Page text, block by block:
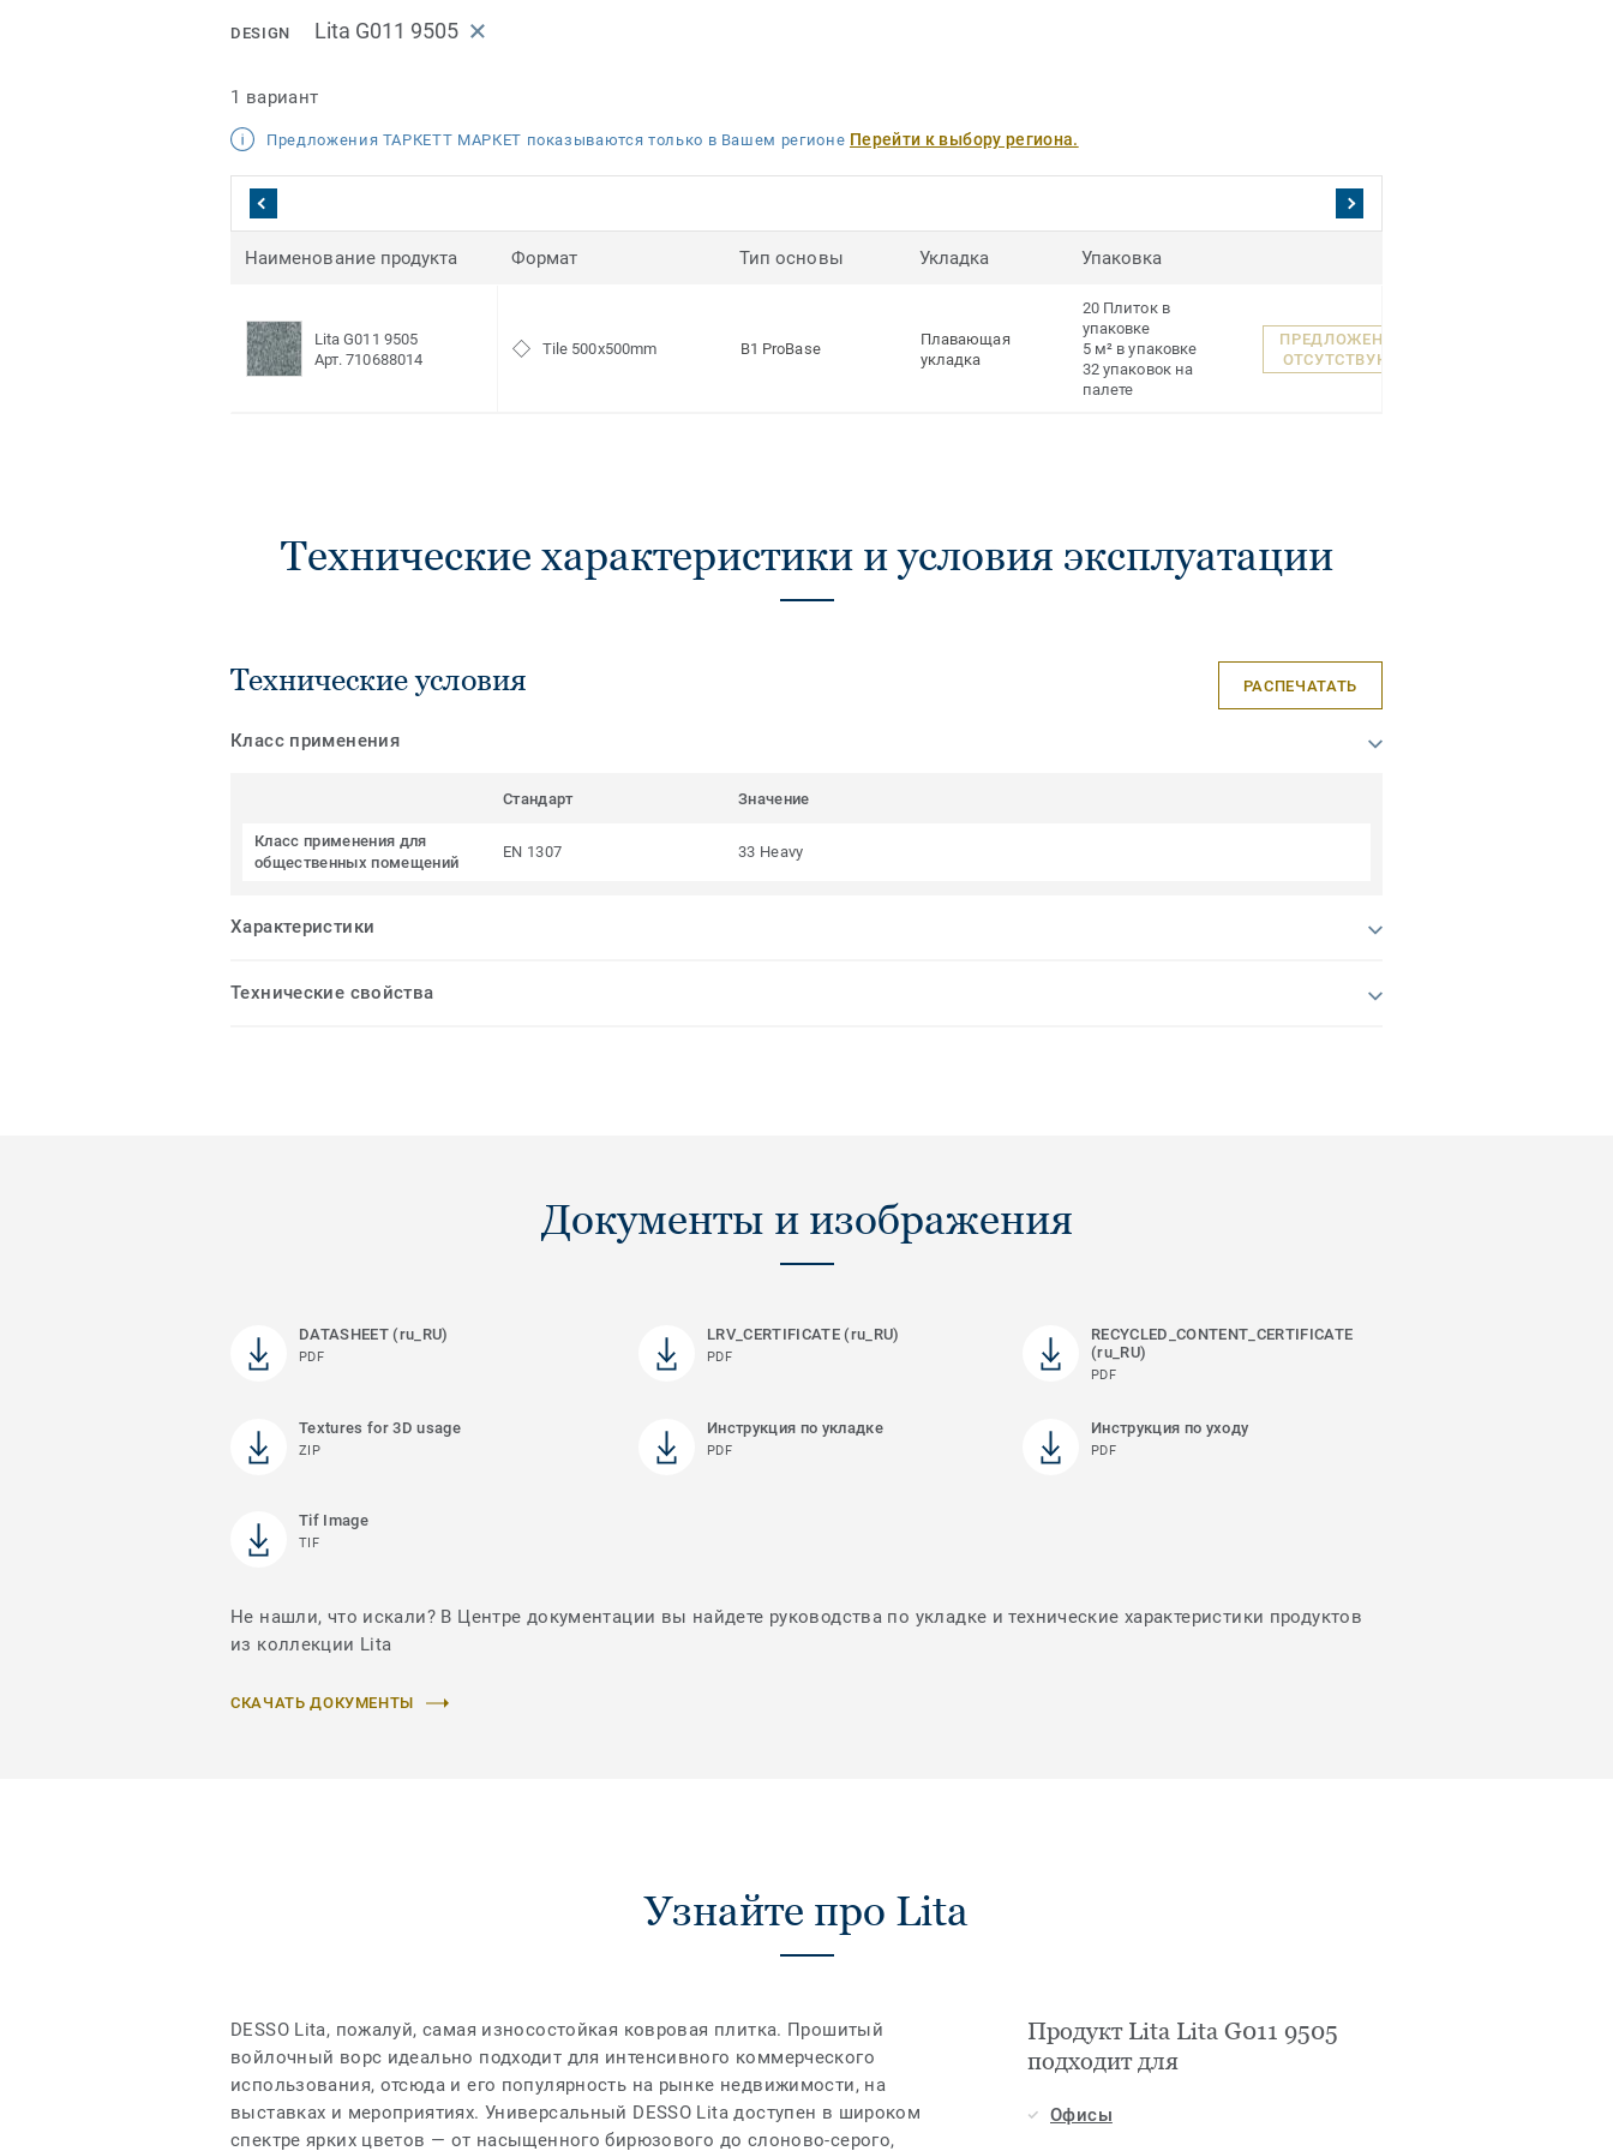
DESIGN Lita G011 9505
1 вариант
Предложения ТАРКЕТТ МАРКЕТ показываются только в Вашем регионе Перейти к выбору региона.
Наименование продукта Формат Тип основы Укладка Упаковка
Lita G011 9505
Арт. 710688014
Tile 500x500mm B1 ProBase
Плавающая
укладка
20 Плиток в
упаковке
5 м² в упаковке
32 упаковок на
палете
ПРЕДЛОЖЕНИЯ
ОТСУТСТВУЮТ
Технические характеристики и условия эксплуатации
Технические условия РАСПЕЧАТАТЬ
Класс применения
Стандарт Значение
Класс применения для
общественных помещений
EN 1307 33 Heavy
Характеристики
Технические свойства
Документы и изображения
DATASHEET (ru_RU)
PDF
LRV_CERTIFICATE (ru_RU)
PDF
RECYCLED_CONTENT_CERTIFICATE
(ru_RU)
PDF
Textures for 3D usage
ZIP
Инструкция по укладке
PDF
Инструкция по уходу
PDF
Tif Image
TIF
Не нашли, что искали? В Центре документации вы найдете руководства по укладке и технические характеристики продуктов
из коллекции Lita
СКАЧАТЬ ДОКУМЕНТЫ
Узнайте про Lita
DESSO Lita, пожалуй, самая износостойкая ковровая плитка. Прошитый
войлочный ворс идеально подходит для интенсивного коммерческого
использования, отсюда и его популярность на рынке недвижимости, на
выставках и мероприятиях. Универсальный DESSO Lita доступен в широком
спектре ярких цветов — от насыщенного бирюзового до слоново-серого,
Продукт Lita Lita G011 9505
подходит для
Офисы